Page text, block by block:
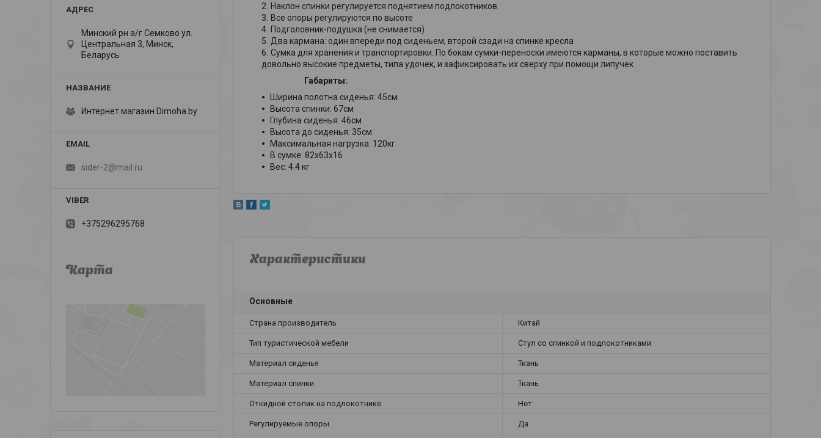
Наклон спинки регулируется поднятием подлокотников
Все опоры регулируются по высоте
Подголовник-подушка (не снимается)
Два кармана: один впереди под сиденьем, второй сзади на спинке кресла
Сумка для хранения и транспортировки. По бокам сумки-переноски имеются карманы, в которые можно поставить
довольно высокие предметы, типа удочек, и зафиксировать их сверху при помощи липучек
Габариты:
Ширина полотна сиденья: 45см
Высота спинки: 67см
Глубина сиденья: 46см
Высота до сиденья: 35см
Максимальная нагрузка: 120кг
В сумке: 82х63х16
Вес: 4.4 кг
Характеристики
Основные
Страна производитель Китай
Тип туристической мебели Стул со спинкой и подлокотниками
Материал сиденья Ткань
Материал спинки Ткань
Откидной столик на подлокотнике Нет
Регулируемые опоры Да
Минский рн а/г Семково ул.
Центральная 3, Минск,
Беларусь
Интернет магазин Dimoha.by
sider-2@mail.ru
+375296295768
Карта